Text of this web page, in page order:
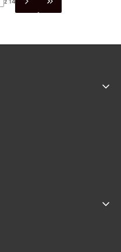
STRONY Z PRODUKTAMI
PRZEJDŹ DO